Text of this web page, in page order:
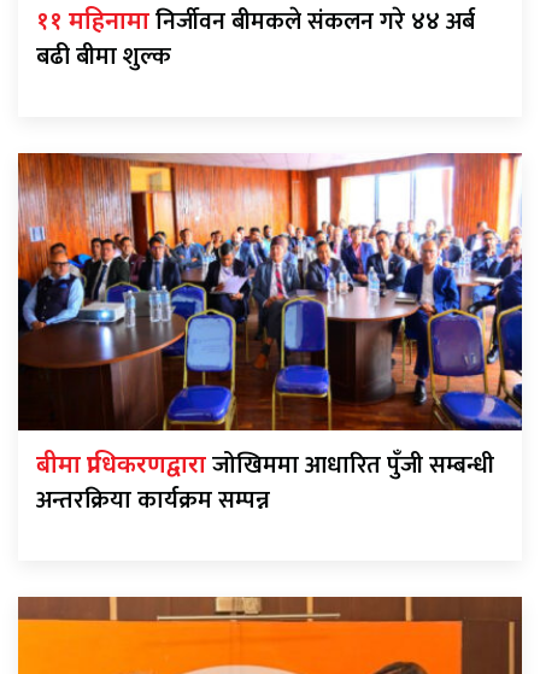
११ महिनामानिर्जीवन बीमकले संकलन गरे ४४ अर्ब
बढी बीमा शुल्क
बीमा प्राधिकरणद्वाराजोखिममा आधारित पुँजी सम्बन्धी
अन्तरक्रिया कार्यक्रम सम्पन्न